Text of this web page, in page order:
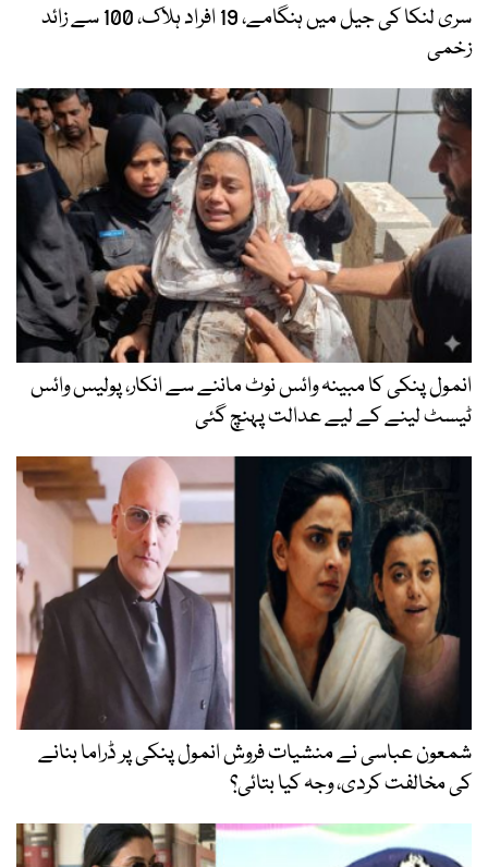
سری لنکا کی جیل میں ہنگامے، 19 افراد ہلاک، 100 سے زائد
زخمی
انمول پنکی کا مبینہ وائس نوٹ ماننے سے انکار، پولیس وائس
ٹیسٹ لینے کے لیے عدالت پہنچ گئی
شمعون عباسی نے منشیات فروش انمول پنکی پر ڈراما بنانے
کی مخالفت کردی، وجہ کیا بتائی؟